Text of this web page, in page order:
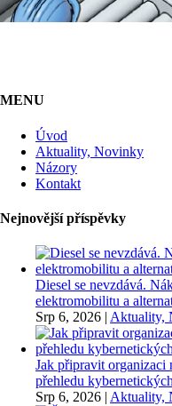
MENU
Úvod
Aktuality, Novinky
Názory
Kontakt
Nejnovější příspěvky
Diesel se nevzdává.
elektromobilitu a
Srp 6, 2026 | Aktuality,
Jak připravit organizaci
přehledu
Srp 6, 2026 | Aktuality,